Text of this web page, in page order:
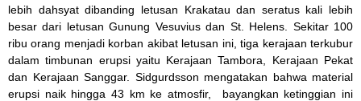
lebih dahsyat dibanding letusan Krakatau dan seratus kali lebih
besar dari letusan Gunung Vesuvius dan St. Helens. Sekitar 100
ribu orang menjadi korban akibat letusan ini, tiga kerajaan terkubur
dalam timbunan erupsi yaitu Kerajaan Tambora, Kerajaan Pekat
dan Kerajaan Sanggar. Sidgurdsson mengatakan bahwa material
erupsi naik hingga 43 km ke atmosfir, bayangkan ketinggian ini